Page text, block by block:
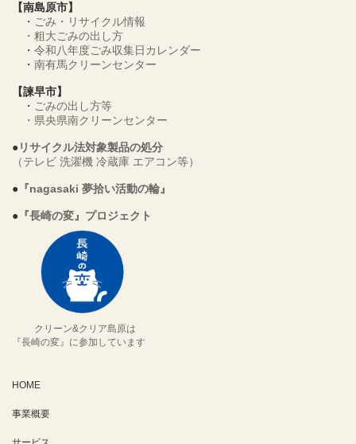
【南島原市】
・ ごみ・リサイクル情報
・ 粗大ごみの出し方
・ 令和八年度ごみ収集日カレンダー
・ 南有馬クリーンセンター
【諫早市】
・ ごみの出し方等
・ 県央県南クリーンセンター
●リサイクル法対象製品の処分
（テレビ 洗濯機 冷蔵庫 エアコン等）
● 『nagasaki 夢拾い活動の輪』
● 『長崎の変』プロジェクト
クリーン&クリア島原は
『長崎の変』に参加しています
HOME
事業概要